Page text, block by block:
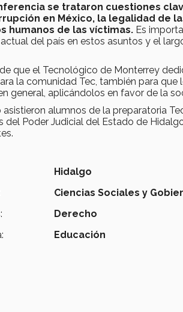
se trataron cuestiones
en México, la legalidad de
humanos de las víctimas. Es
del país en estos asuntos y el
que el Tecnológico de Monterrey
la comunidad Tec, también para
general, aplicándolos en favor de la
alumnos de la preparatoria
del Poder Judicial del Estado de
Hidalgo
Ciencias Sociales y
Derecho
Educación